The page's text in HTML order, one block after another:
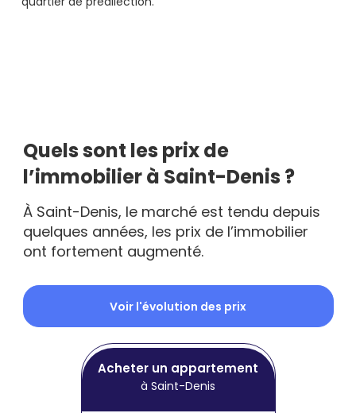
Quels sont les prix de
l’immobilier à Saint-Denis ?
À Saint-Denis, le marché est tendu depuis
quelques années, les prix de l’immobilier
ont fortement augmenté.
Voir l'évolution des prix
Acheter un appartement
à Saint-Denis